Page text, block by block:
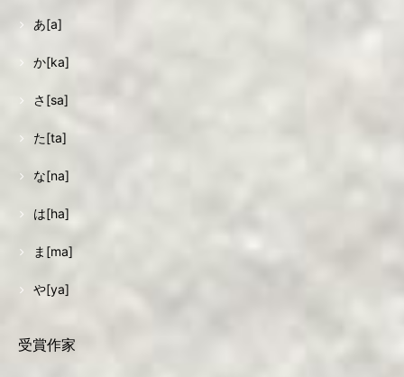
あ[a]
か[ka]
さ[sa]
た[ta]
な[na]
は[ha]
ま[ma]
や[ya]
受賞作家